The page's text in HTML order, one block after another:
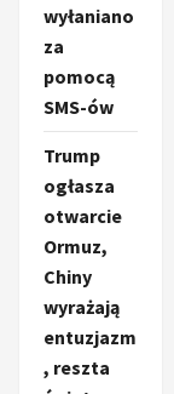
wyłaniano
za
pomocą
SMS-ów
Trump
ogłasza
otwarcie
Ormuz,
Chiny
wyrażają
entuzjazm
, reszta